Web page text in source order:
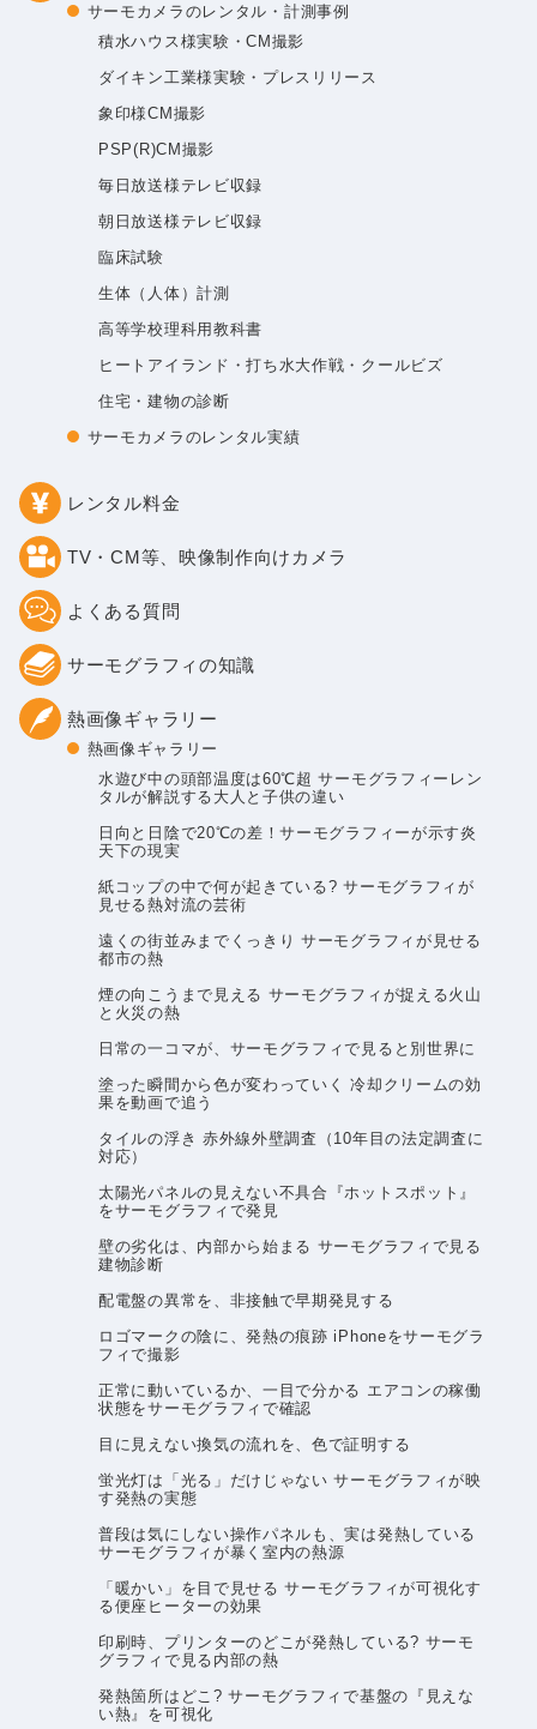
サーモカメラのレンタル・計測事例
積水ハウス様実験・CM撮影
ダイキン工業様実験・プレスリリース
象印様CM撮影
PSP(R)CM撮影
毎日放送様テレビ収録
朝日放送様テレビ収録
臨床試験
生体（人体）計測
高等学校理科用教科書
ヒートアイランド・打ち水大作戦・クールビズ
住宅・建物の診断
サーモカメラのレンタル実績
レンタル料金
TV・CM等、映像制作向けカメラ
よくある質問
サーモグラフィの知識
熱画像ギャラリー
熱画像ギャラリー
水遊び中の頭部温度は60℃超 サーモグラフィーレン
タルが解説する大人と子供の違い
日向と日陰で20℃の差！サーモグラフィーが示す炎
天下の現実
紙コップの中で何が起きている? サーモグラフィが
見せる熱対流の芸術
遠くの街並みまでくっきり サーモグラフィが見せる
都市の熱
煙の向こうまで見える サーモグラフィが捉える火山
と火災の熱
日常の一コマが、サーモグラフィで見ると別世界に
塗った瞬間から色が変わっていく 冷却クリームの効
果を動画で追う
タイルの浮き 赤外線外壁調査（10年目の法定調査に
対応）
太陽光パネルの見えない不具合『ホットスポット』
をサーモグラフィで発見
壁の劣化は、内部から始まる サーモグラフィで見る
建物診断
配電盤の異常を、非接触で早期発見する
ロゴマークの陰に、発熱の痕跡 iPhoneをサーモグラ
フィで撮影
正常に動いているか、一目で分かる エアコンの稼働
状態をサーモグラフィで確認
目に見えない換気の流れを、色で証明する
蛍光灯は「光る」だけじゃない サーモグラフィが映
す発熱の実態
普段は気にしない操作パネルも、実は発熱している
サーモグラフィが暴く室内の熱源
「暖かい」を目で見せる サーモグラフィが可視化す
る便座ヒーターの効果
印刷時、プリンターのどこが発熱している? サーモ
グラフィで見る内部の熱
発熱箇所はどこ? サーモグラフィで基盤の『見えな
い熱』を可視化